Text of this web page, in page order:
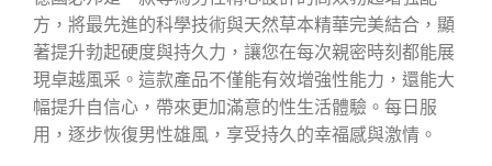
方，將最先進的科學技術與天然草本精華完美結合，顯
著提升勃起硬度與持久力，讓您在每次親密時刻都能展
現卓越風采。這款產品不僅能有效增強性能力，還能大
幅提升自信心，帶來更加滿意的性生活體驗。每日服
用，逐步恢復男性雄風，享受持久的幸福感與激情。